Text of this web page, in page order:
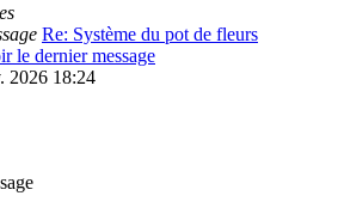
Re: Système du pot de fleurs
le dernier message
2026 18:24